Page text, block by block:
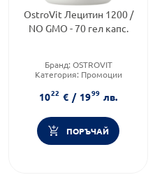
OstroVit Лецитин 1200 /
NO GMO - 70 гел капс.
Бранд: OSTROVIT
Категория: Промоции
1022 € / 1999 лв.
ПОРЪЧАЙ